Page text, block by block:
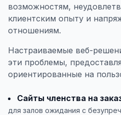
возможностям,
клиентским опыту и
отношениям.
Настраиваемые веб-
эти проблемы,
ориентированные на
Сайты членства на
для залов ожидания с